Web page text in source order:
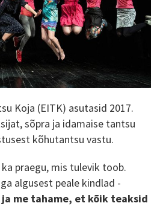
Koja (EITK) asutasid 2017.
sõpra ja idamaise tantsu
kõhutantsu vastu.
praegu, mis tulevik toob.
algusest peale kindlad -
me tahame, et kõik teaksid